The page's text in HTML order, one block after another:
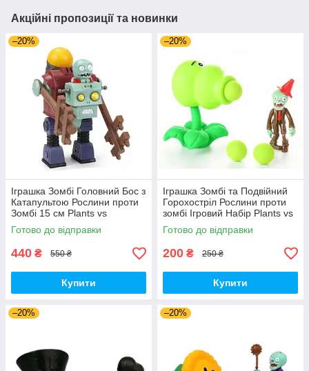
Акційні пропозиції та новинки
–20%
Іграшка Зомбі Головний Бос з
Катапультою Рослини проти
Зомбі 15 см Plants vs
Zombies (00140)
Готово до відправки
440 ₴ 550 ₴
Купити
–20%
Іграшка Зомбі та Подвійний
Горохостріл Рослини проти
зомбі Ігровий Набір Plants vs
Zombies (00173)
Готово до відправки
200 ₴ 250 ₴
Купити
–20% –20%